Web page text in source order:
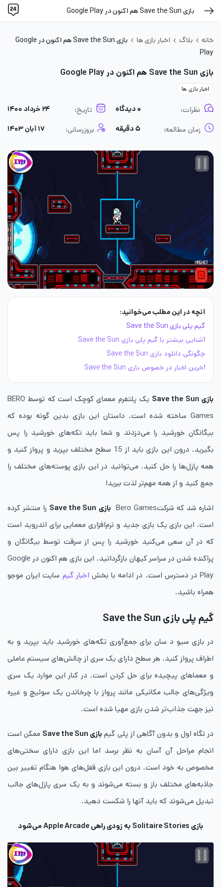
بازی Save the Sun هم اکنون در Google Play
خانه بلاگ اخبار بازی ها
بازی Save the Sun هم اکنون در Google
Play
بازی Save the Sun هم اکنون در Google Play
اخبار بازی ها
نظرات: ۰ دیدگاه تاریخ: ۲۴ خرداد ۱۴۰۰
زمان مطالعه: ۵ دقیقه بروزرسانی: ۱۷ آبان ۱۴۰۳
آنچه در این مطلب می‌خوانید:
گیم پلی بازی Save the Sun
آشنایی بیشتر با گیم پلی بازی Save the Sun
چگونگی دانلود بازی Save the Sun
آخرین اخبار در خصوص بازی Save the Sun
بازی Save the Sun
یک پلتفرم معمای کوچک است که توسط BERO
Games ساخته شده است. داستان این بازی بدین گونه بوده که
بیگانگان خورشید را می‌دزدند و شما باید تکه‌های خورشید را پس
بگیرید. درون این بازی باید از 15 سطح مختلف بپرید و پرواز کنید و
همه پازل‌ها را حل کنید. می‌توانید در این بازی پوسته‌های مختلف را
جمع کنید و از همه مهم‌تر لذت ببرید!
اشاره شد که شرکتBero Games بازی Save the Sun
را منتشر کرده
است. این بازی یک بازی جدید و نرم‌افزاری معمایی برای اندروید است
که در آن سعی می‌کنید خورشید را پس از سرقت توسط بیگانگان و
پراکنده شدن در سراسر کیهان بازگردانید. این بازی هم اکنون در Google
Play در دسترس است. در ادامه با بخش
اخبار گیم سایت ایران موجو
همراه باشید.
گیم پلی بازی Save the Sun
در بازی سیو د سان برای جمع‌آوری تکه‌های خورشید باید بپرید و به
اطراف پرواز کنید. هر سطح دارای یک سری از چالش‌های سیستم عاملی
و معماهای پیچیده برای حل کردن است. در کنار این موارد یک سری
ویژگی‌های جالب مکانیکی مانند پرواز با چرخاندن یک سوئیچ و غیره
نیز جهت جذاب‌تر شدن بازی مهیا شده است.
در نگاه اول و بدون آگاهی از پلی گیم بازی Save the Sun
ممکن است
انجام مراحل آن آسان به نظر برسد اما این بازی دارای سختی‌های
مخصوص به خود است. درون این بازی قفل‌های هوا هنگام تغییر بین
جاذبه‌های مختلف باز و بسته می‌شوند و به یک سری پازل‌های جالب
تبدیل می‌شوند که باید آنها را شکست دهید.
بازی Solitaire Stories به زودی راهی Apple Arcade می‌شود